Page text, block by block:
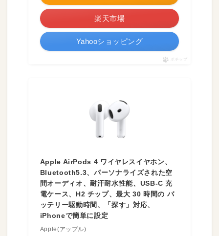
楽天市場
Yahooショッピング
ポチップ
Apple AirPods 4 ワイヤレスイヤホン、
Bluetooth5.3、パーソナライズされた空
間オーディオ、耐汗耐水性能、USB-C 充
電ケース、H2 チップ、最大 30 時間の バ
ッテリー駆動時間、「探す」対応、
iPhoneで簡単に設定
Apple(アップル)